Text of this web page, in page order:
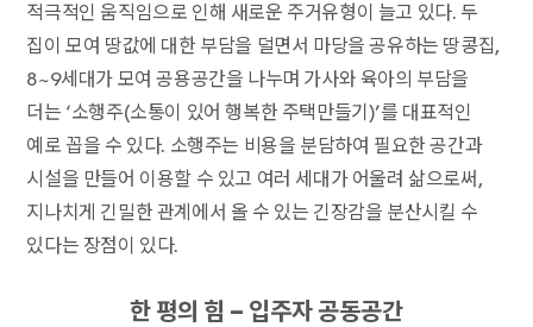
적극적인 움직임으로 인해 새로운 주거유형이 늘고 있다. 두
집이 모여 땅값에 대한 부담을 덜면서 마당을 공유하는 땅콩집,
8~9세대가 모여 공용공간을 나누며 가사와 육아의 부담을
더는 ‘소행주(소통이 있어 행복한 주택만들기)’를 대표적인
예로 꼽을 수 있다. 소행주는 비용을 분담하여 필요한 공간과
시설을 만들어 이용할 수 있고 여러 세대가 어울려 삶으로써,
지나치게 긴밀한 관계에서 올 수 있는 긴장감을 분산시킬 수
있다는 장점이 있다.
한 평의 힘 – 입주자 공동공간